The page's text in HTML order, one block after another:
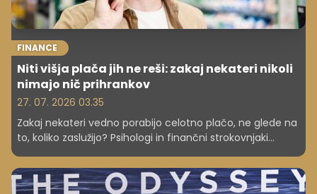
FINANCE
Niti višja plača jih ne reši: zakaj nekateri nikoli
nimajo nič prihrankov
27. 07. 2026 03.35
Zakaj nekateri vedno porabijo celotno plačo, ne glede na
to, koliko zaslužijo? Psihologi in finančni strokovnjaki
slog in občutek, da si nekaj zaslužimo.